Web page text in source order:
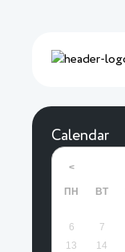
Calendar
<
ПН ВТ
6
7
13
14